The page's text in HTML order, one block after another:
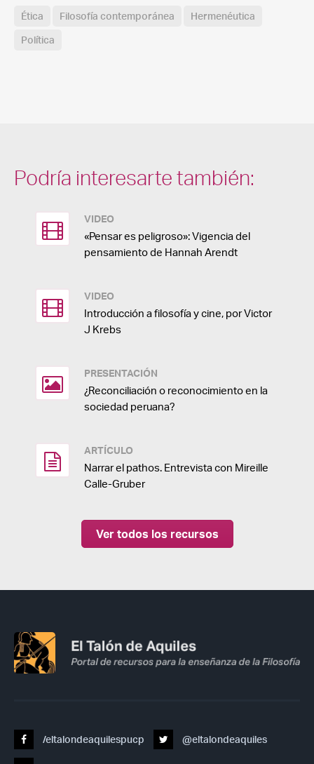
Ética Filosofía contemporánea
Hermenéutica
Política
Podría interesarte también:
VIDEO
«Pensar es peligroso»: Vigencia del
pensamiento de Hannah Arendt
VIDEO
Introducción a filosofía y cine, por Victor
J Krebs
PRESENTACIÓN
¿Reconciliación o reconocimiento en la
sociedad peruana?
ARTÍCULO
Narrar el pathos. Entrevista con Mireille
Calle-Gruber
Ver todos los recursos
/eltalondeaquilespucp @eltalondeaquiles